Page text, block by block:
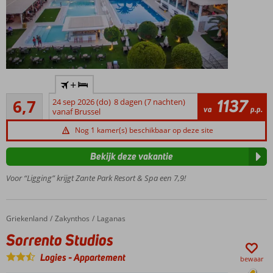
350 m
Rustige
Vlak bij
Laganas
Comfortabele
6,7Ruim voldoende
7
beoordelingen
+
24 sep 2026 (do) 8 dagen (7 nachten)
vanaf Brussel
va 1137 p.p.
Nog 1 kamer(s) beschikbaar op deze site
Voor “Ligging” krijgt Zante Park Resort & Spa een 7,9!
Bekijk deze vakantie
Home
Griekenland Zakynthos Laganas
Sorrento Studios
Sorrento Studios
Logies-Appartement bewaar